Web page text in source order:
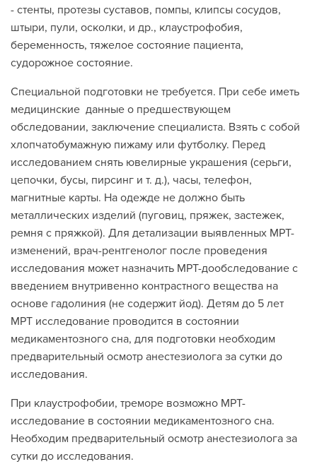
- стенты, протезы суставов, помпы, клипсы сосудов,
штыри, пули, осколки, и др., клаустрофобия,
беременность, тяжелое состояние пациента,
судорожное состояние.
Специальной подготовки не требуется. При себе иметь
медицинские данные о предшествующем
обследовании, заключение специалиста. Взять с собой
хлопчатобумажную пижаму или футболку. Перед
исследованием снять ювелирные украшения (серьги,
цепочки, бусы, пирсинг и т. д.), часы, телефон,
магнитные карты. На одежде не должно быть
металлических изделий (пуговиц, пряжек, застежек,
ремня с пряжкой). Для детализации выявленных МРТ-
изменений, врач-рентгенолог после проведения
исследования может назначить МРТ-дообследование с
введением внутривенно контрастного вещества на
основе гадолиния (не содержит йод). Детям до 5 лет
МРТ исследование проводится в состоянии
медикаментозного сна, для подготовки необходим
предварительный осмотр анестезиолога за сутки до
исследования.
При клаустрофобии, треморе возможно МРТ-
исследование в состоянии медикаментозного сна.
Необходим предварительный осмотр анестезиолога за
сутки до исследования.